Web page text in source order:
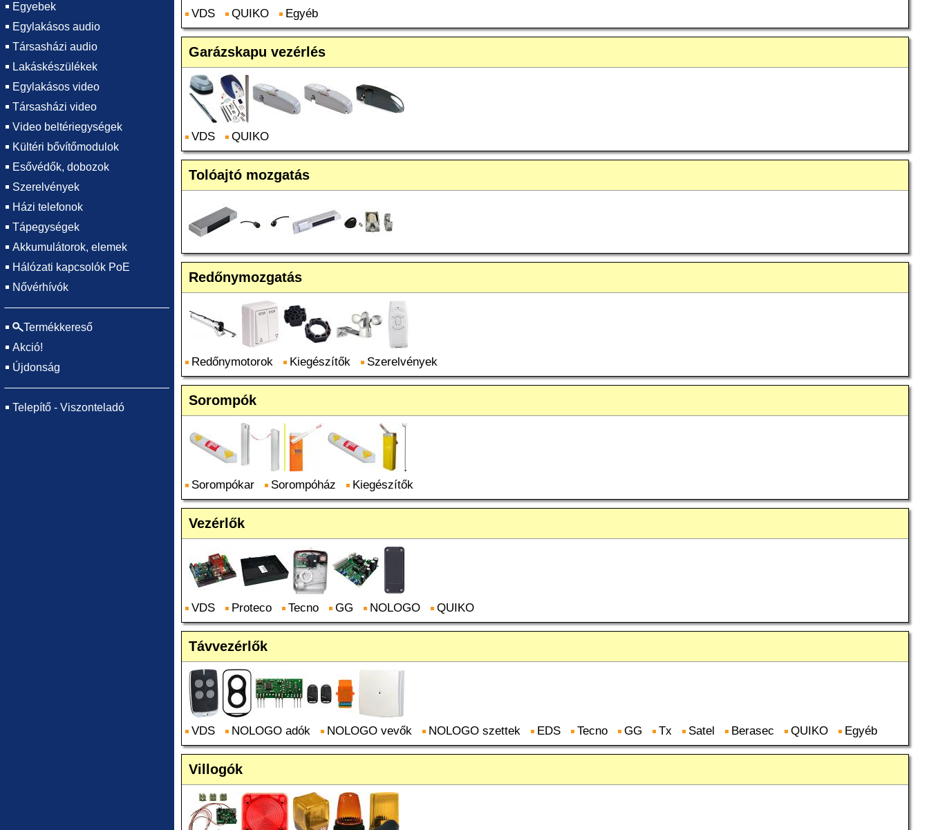
Egyebek
Egylakásos audio
Társasházi audio
Lakáskészülékek
Egylakásos video
Társasházi video
Video beltériegységek
Kültéri bővítőmodulok
Esővédők, dobozok
Szerelvények
Házi telefonok
Tápegységek
Akkumulátorok, elemek
Hálózati kapcsolók PoE
Nővérhívók
Termékkereső
Akció!
Újdonság
Telepítő - Viszonteladó
VDS QUIKO Egyéb
Garázskapu vezérlés
VDS QUIKO
Tolóajtó mozgatás
Redőnymozgatás
Redőnymotorok Kiegészítők Szerelvények
Sorompók
Sorompókar Sorompóház Kiegészítők
Vezérlők
VDS Proteco Tecno GG NOLOGO QUIKO
Távvezérlők
VDS NOLOGO adók NOLOGO vevők NOLOGO szettek EDS Tecno GG Tx Satel Berasec QUIKO Egyéb
Villogók